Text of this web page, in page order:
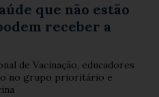
que não estão
receber a
de Vacinação, educadores
no grupo prioritário e